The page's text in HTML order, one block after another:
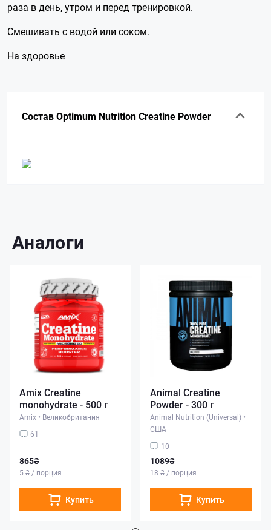
раза в день, утром и перед тренировкой.
Смешивать с водой или соком.
На здоровье
Состав Optimum Nutrition Creatine Powder
Аналоги
Amix Creatine
monohydrate - 500 г
Amix • Великобритания
61
865₴
5 ₴ / порция
Купить
Animal Creatine
Powder - 300 г
Animal Nutrition (Universal) •
США
10
1089₴
18 ₴ / порция
Купить